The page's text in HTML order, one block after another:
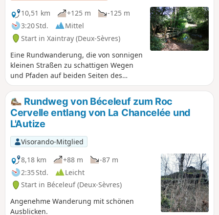
10,51 km
+125 m
-125 m
3:20 Std.
Mittel
Start in Xaintray (Deux-Sèvres)
Eine Rundwanderung, die von sonnigen
kleinen Straßen zu schattigen Wegen
und Pfaden auf beiden Seiten des
Autize-Tals führt. Die als „Planche de la
Route“ bezeichnete Fußgängerbrücke,
die im unteren Teil des Waldes von
Rousillon über die Autize führt, wurde
durch die Hochwasser der letzten
Wochen weggerissen. Rathaus von
Xaintray (20.03.2024)
Rundweg von Béceleuf zum Roc
Cervelle entlang von La Chancelée und
L'Autize
Visorando-Mitglied
8,18 km
+88 m
-87 m
2:35 Std.
Leicht
Start in Béceleuf (Deux-Sèvres)
Angenehme Wanderung mit schönen
Ausblicken.